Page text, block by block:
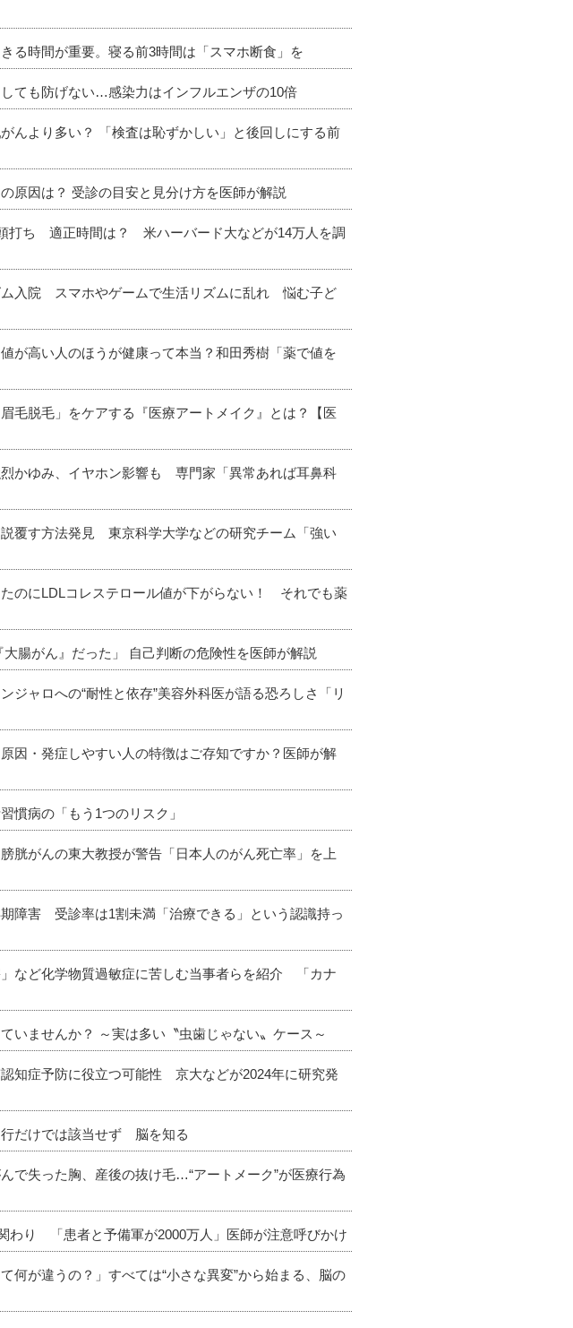
る時間が重要。寝る前3時間は「スマホ断食」を
ても防げない…感染力はインフルエンザの10倍
んより多い？ 「検査は恥ずかしい」と後回しにする前
原因は？ 受診の目安と見分け方を医師が解説
打ち 適正時間は？ 米ハーバード大などが14万人を調
ム入院 スマホやゲームで生活リズムに乱れ 悩む子ど
が高い人のほうが健康って本当？和田秀樹「薬で値を
毛脱毛」をケアする『医療アートメイク』とは？【医
かゆみ、イヤホン影響も 専門家「異常あれば耳鼻科
覆す方法発見 東京科学大学などの研究チーム「強い
のにLDLコレステロール値が下がらない！ それでも薬
腸がん』だった」 自己判断の危険性を医師が解説
ジャロへの“耐性と依存”美容外科医が語る恐ろしさ「リ
因・発症しやすい人の特徴はご存知ですか？医師が解
慣病の「もう1つのリスク」
胱がんの東大教授が警告「日本人のがん死亡率」を上
障害 受診率は1割未満「治療できる」という認識持っ
など化学物質過敏症に苦しむ当事者らを紹介 「カナ
いませんか？ ～実は多い〝虫歯じゃない〟ケース～
知症予防に役立つ可能性 京大などが2024年に研究発
だけでは該当せず 脳を知る
で失った胸、産後の抜け毛…“アートメーク”が医療行為
わり 「患者と予備軍が2000万人」医師が注意呼びかけ
何が違うの？」すべては“小さな異変”から始まる、脳の